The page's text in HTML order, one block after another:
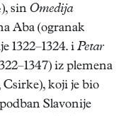
sin Omedija
Aba (ogranak
1322–1324. i Petar
iz plemena
koji je bio
Slavonije